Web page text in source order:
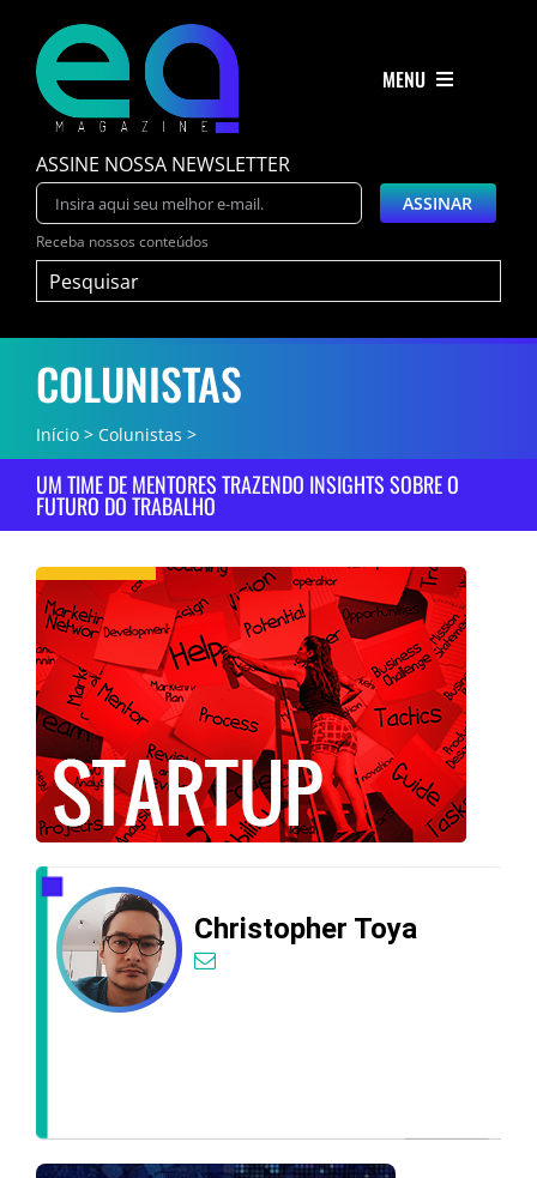
para
conteúdo
MENU
Nossa Causa
Manifesto
EA Magazine
Convidados EA
Anuncie
Anuncie-se
Podcast
Colunistas
ASSINE NOSSA NEWSLETTER
Receba nossos conteúdos
Buscar
COLUNISTAS
Início Colunistas
UM TIME DE MENTORES TRAZENDO INSIGHTS SOBRE O
FUTURO DO TRABALHO
Christopher Toya